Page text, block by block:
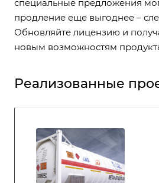
специальные предложения
продление еще выгоднее –
Обновляйте лицензию и
новым возможностям
Реализованные